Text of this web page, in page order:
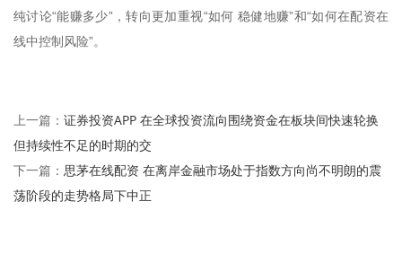
纯讨论“能赚多少”，转向更加重视“如何 稳健地赚”和“如何在配资在
线中控制风险”。
上一篇： 证券投资APP 在全球投资流向围绕资金在板块间快速轮换
但持续性不足的时期的交
下一篇： 思茅在线配资 在离岸金融市场处于指数方向尚不明朗的震
荡阶段的走势格局下中正